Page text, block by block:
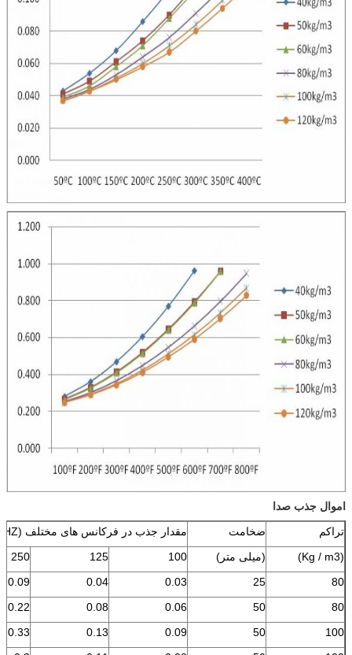
اموال جذب صدا
تراکم
ضخامت
مقدار جذب در فرکانس های مختلف (HZ)
(Kg / m3)
(میلی متر) 100
125
250
80
25
0.03
0.04
0.09
80
50
0.06
0.08
0.22
100
50
0.09
0.13
0.33